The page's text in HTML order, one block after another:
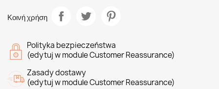
Κοινή χρήση
Polityka bezpieczeństwa
(edytuj w module Customer Reassurance)
Zasady dostawy
(edytuj w module Customer Reassurance)